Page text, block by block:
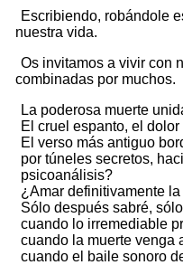
Escribiendo, robándole
nuestra vida.
Os invitamos a vivir con
combinadas por muchos.
La poderosa muerte
El cruel espanto, el
El verso más antiguo
por túneles secretos,
psicoanálisis?
¿Amar definitivamente
Sólo después sabré,
cuando lo irremediable
cuando la muerte venga
cuando el baile sonoro